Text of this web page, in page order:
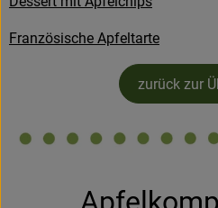
Hofladen
Französische Apfeltarte
zurück zur